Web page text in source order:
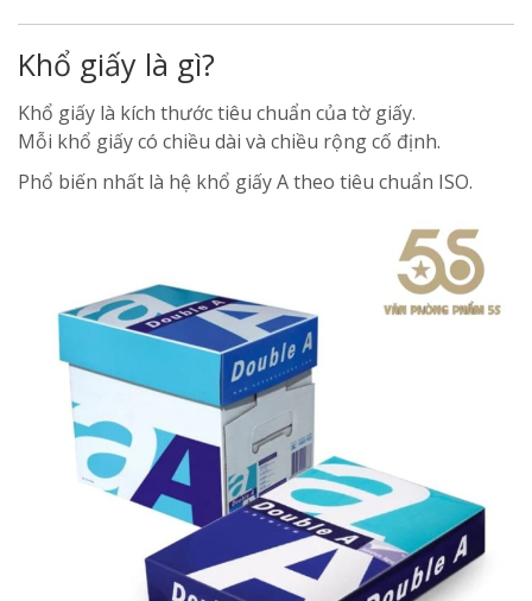
Khổ giấy là gì?
Khổ giấy là kích thước tiêu chuẩn của tờ giấy.
Mỗi khổ giấy có chiều dài và chiều rộng cố định.
Phổ biến nhất là hệ khổ giấy A theo tiêu chuẩn ISO.